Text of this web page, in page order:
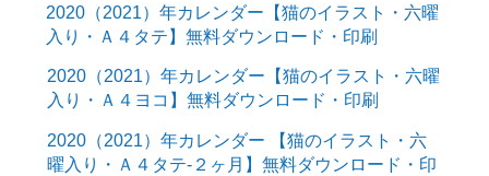
2020（2021）年カレンダー【猫のイラスト・六曜
入り・Ａ４タテ】無料ダウンロード・印刷
2020（2021）年カレンダー【猫のイラスト・六曜
入り・Ａ４ヨコ】無料ダウンロード・印刷
2020（2021）年カレンダー 【猫のイラスト・六
曜入り・Ａ４タテ-２ヶ月】無料ダウンロード・印